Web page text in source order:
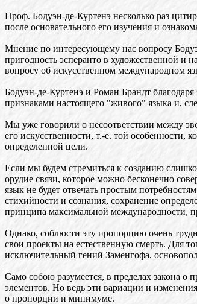
Проф. Бодуэн-де-Куртенэ несколько раз
после основательного его изучения и
Мнение по интересующему нас вопросу
пригодность эсперанто в художественной и
вопросу об искусственном международном
Бодуэн-де-Куртенэ и Роман Брандт
признаками настоящего "живого" языка и,
Мы уже говорили о несоответствии между
его искусственности, т.-е. той особенности,
определенной цели.
Если мы будем стремиться к созданию
орудие связи, которое можно бесконечно
язык не будет отвечать простым
стихийности и сознания, сохранение
принципа максимальной международности,
Однако, соблюсти эту пропорцию очень
свои проекты на естественную смерть. Для
исключительный гений Заменгофа,
Само собою разумеется, в пределах закона
элементов. Но ведь эти вариации и
о пропорции и минимуме.